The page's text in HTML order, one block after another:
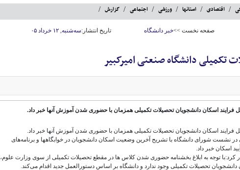
اقتصادی استانها ورزشی اجتماعی گزارش
صفحه نخست >>خبر دانشگاه تاریخ انتشار:سه‌شنبه, ۱۲ خرداد ۰۵
تکمیلی دانشگاه صنعتی امیرکبیر
فرایند اسکان دانشجویان تحصیلات تکمیلی همزمان با حضوری شدن آموزش آنها خبر داد.
فرایند اسکان دانشجویان تحصیلات تکمیلی همزمان با حضوری شدن آموزش آنها خبر داد.
به گزارش دانشگاه صنعتی امیرکبیر، سید ابوالفضل میردهقان در نشست شورای دانشگاه با تشریح آخرین وضعیت اسکان دانشجویان در خوابگاه‎ها و برنامه‌های
اسکان خبر داد.
کرد:با توجه به ابلاغ بخشنامه حضوری شدن کلاس ها در مقطع تحصیلات تکمیلی از سوی وزارت علوم،
دانشجویان تحصیلات تکمیلی وجود ندارد و دانشگاه بر اساس دستورالعمل جدید اقدام می‌کند.